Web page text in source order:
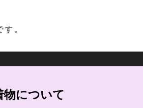
。
物について